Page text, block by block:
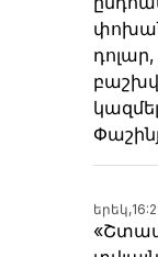
երեկ,